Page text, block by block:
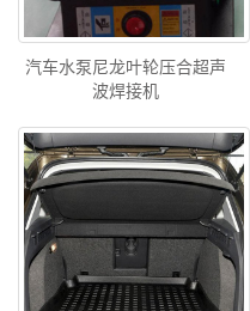
汽车水泵尼龙叶轮压合超声
波焊接机